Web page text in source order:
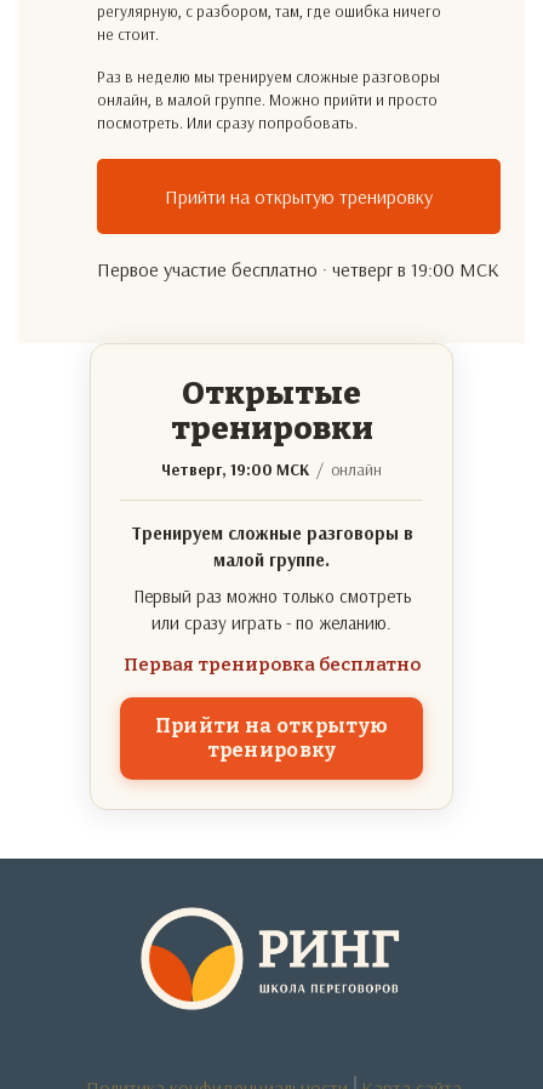
регулярную, с разбором, там, где ошибка ничего
не стоит.
Раз в неделю мы тренируем сложные разговоры
онлайн, в малой группе. Можно прийти и просто
посмотреть. Или сразу попробовать.
Прийти на открытую тренировку
Первое участие бесплатно · четверг в 19:00 МСК
Открытые
тренировки
Четверг, 19:00 МСК / онлайн
Тренируем сложные разговоры в
малой группе.
Первый раз можно только смотреть
или сразу играть - по желанию.
Первая тренировка бесплатно
Прийти на открытую
тренировку